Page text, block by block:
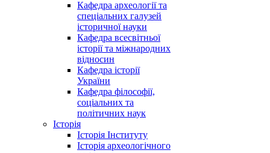
Кафедра археології та
спеціальних галузей
історичної науки
Кафедра всесвітньої
історії та міжнародних
відносин
Кафедра історії
України
Кафедра філософії,
соціальних та
політичних наук
Історія
Історія Інституту
Історія археологічного